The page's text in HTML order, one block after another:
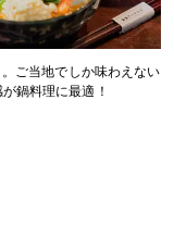
ご当地でしか味わえない
鍋料理に最適！